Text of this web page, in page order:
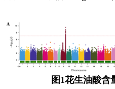
图 1花生油酸含